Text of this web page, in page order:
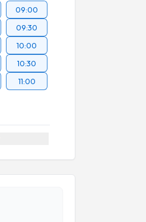
09:00
09:30
10:00
10:30
11:00